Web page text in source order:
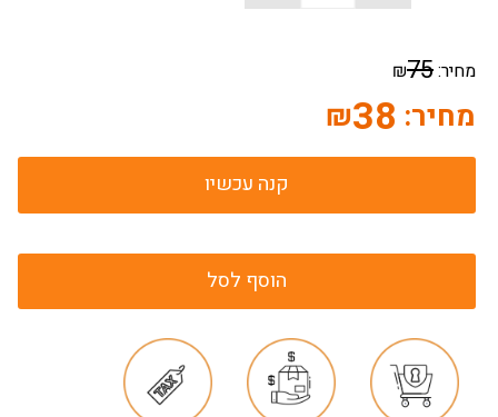
מחיר:75
₪
מחיר: 38
₪
קנה עכשיו
הוסף לסל